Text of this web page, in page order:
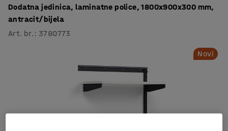
Dodatna jedinica, laminatne police, 1800x900x300 mm,
antracit/bijela
Art. br. : 3780773
Novi